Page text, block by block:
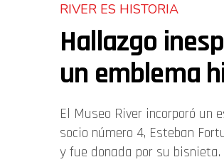
RIVER ES HISTORIA
Hallazgo
un emblema
El Museo River incorporó un
socio número 4, Esteban
y fue donada por su bisnieta.